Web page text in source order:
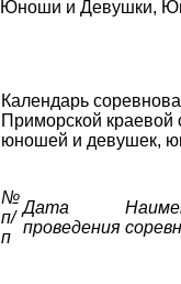
Юноши и Девушки,
Календарь
Приморской краевой
юношей и девушек,
№
п/
п
Дата
проведения